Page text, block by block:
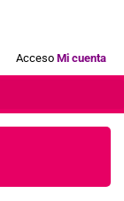
Acceso Mi cuenta